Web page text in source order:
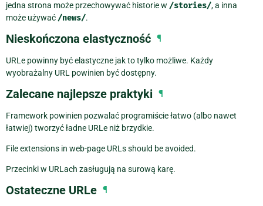
jedna strona może przechowywać historie w /stories/, a inna
może używać /news/.
Nieskończona elastyczność ¶
URLe powinny być elastyczne jak to tylko możliwe. Każdy
wyobrażalny URL powinien być dostępny.
Zalecane najlepsze praktyki ¶
Framework powinien pozwalać programiście łatwo (albo nawet
łatwiej) tworzyć ładne URLe niż brzydkie.
File extensions in web-page URLs should be avoided.
Przecinki w URLach zasługują na surową karę.
Ostateczne URLe ¶